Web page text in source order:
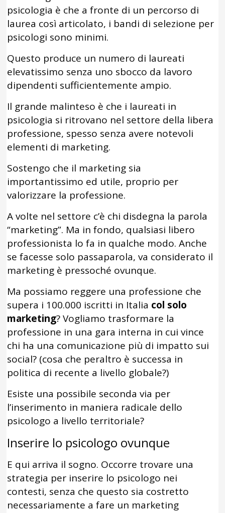
psicologia è che a fronte di un percorso di
laurea così articolato, i bandi di selezione per
psicologi sono minimi.
Questo produce un numero di laureati
elevatissimo senza uno sbocco da lavoro
dipendenti sufficientemente ampio.
Il grande malinteso è che i laureati in
psicologia si ritrovano nel settore della libera
professione, spesso senza avere notevoli
elementi di marketing.
Sostengo che il marketing sia
importantissimo ed utile, proprio per
valorizzare la professione.
A volte nel settore c’è chi disdegna la parola
“marketing”. Ma in fondo, qualsiasi libero
professionista lo fa in qualche modo. Anche
se facesse solo passaparola, va considerato il
marketing è pressoché ovunque.
Ma possiamo reggere una professione che
supera i 100.000 iscritti in Italia col solo
marketing? Vogliamo trasformare la
professione in una gara interna in cui vince
chi ha una comunicazione più di impatto sui
social? (cosa che peraltro è successa in
politica di recente a livello globale?)
Esiste una possibile seconda via per
l’inserimento in maniera radicale dello
psicologo a livello territoriale?
Inserire lo psicologo ovunque
E qui arriva il sogno. Occorre trovare una
strategia per inserire lo psicologo nei
contesti, senza che questo sia costretto
necessariamente a fare un marketing